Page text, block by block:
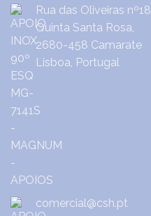
Rua das Oliveiras nº18,
Quinta Santa Rosa,
2680-458 Camarate
Lisboa, Portugal
comercial@csh.pt